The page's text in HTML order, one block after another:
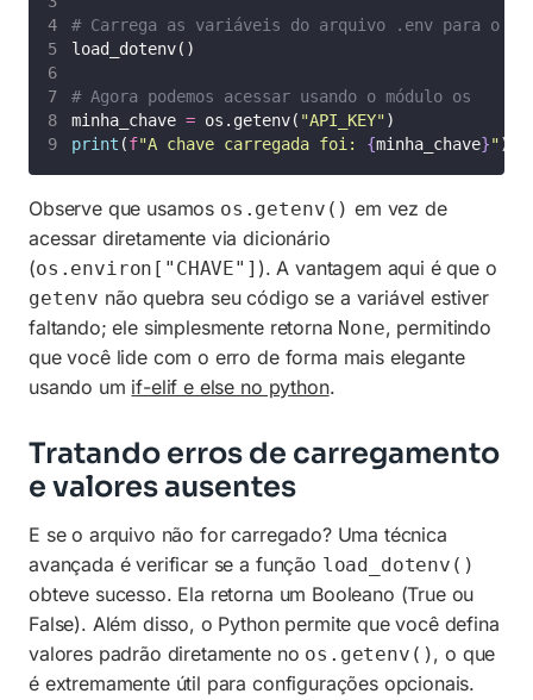
# Carrega as variáveis do arquivo .env para o
load_dotenv()
# Agora podemos acessar usando o módulo os
minha_chave = os.getenv( "API_KEY" )
print (f"A chave carregada foi: {minha_chave}")
Observe que usamos os.getenv() em vez de
acessar diretamente via dicionário
(os.environ["CHAVE"] ). A vantagem aqui é que o
getenv não quebra seu código se a variável estiver
faltando; ele simplesmente retorna None, permitindo
que você lide com o erro de forma mais elegante
usando um if-elif e else no python.
Tratando erros de carregamento
e valores ausentes
E se o arquivo não for carregado? Uma técnica
avançada é verificar se a função load_dotenv()
obteve sucesso. Ela retorna um Booleano (True ou
False). Além disso, o Python permite que você defina
valores padrão diretamente no os.getenv(), o que
é extremamente útil para configurações opcionais.